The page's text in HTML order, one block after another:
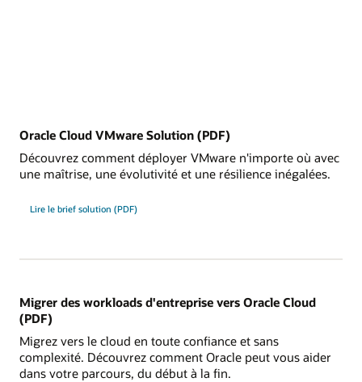
Oracle Cloud VMware Solution (PDF)
Découvrez comment déployer VMware n'importe où avec
une maîtrise, une évolutivité et une résilience inégalées.
Lire le brief solution (PDF)
Migrer des workloads d'entreprise vers Oracle Cloud
(PDF)
Migrez vers le cloud en toute confiance et sans
complexité. Découvrez comment Oracle peut vous aider
dans votre parcours, du début à la fin.